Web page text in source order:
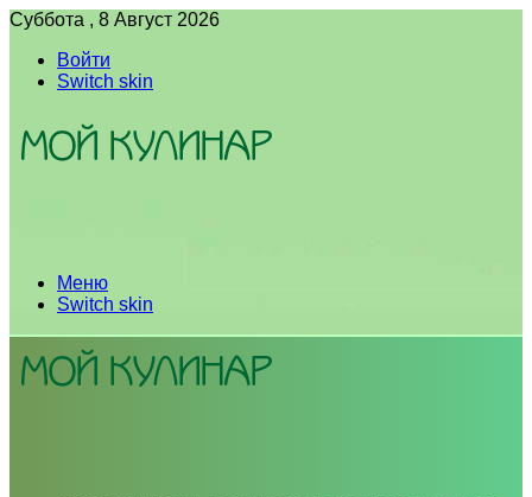
Суббота , 8 Август 2026
Войти
Switch skin
Меню
Switch skin